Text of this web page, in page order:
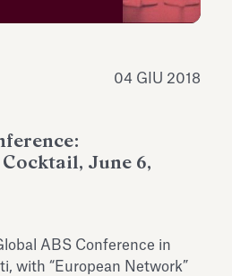
Chiomenti
EcoVadis
04 GIU 2018
June 6,
ABS Conference in
with “European Network”